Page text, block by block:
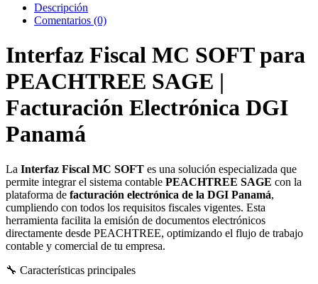
Descripción
Comentarios (0)
Interfaz Fiscal MC SOFT para
PEACHTREE SAGE |
Facturación Electrónica DGI
Panamá
La Interfaz Fiscal MC SOFT es una solución especializada que
permite integrar el sistema contable PEACHTREE SAGE con la
plataforma de facturación electrónica de la DGI Panamá,
cumpliendo con todos los requisitos fiscales vigentes. Esta
herramienta facilita la emisión de documentos electrónicos
directamente desde PEACHTREE, optimizando el flujo de trabajo
contable y comercial de tu empresa.
🔧 Características principales